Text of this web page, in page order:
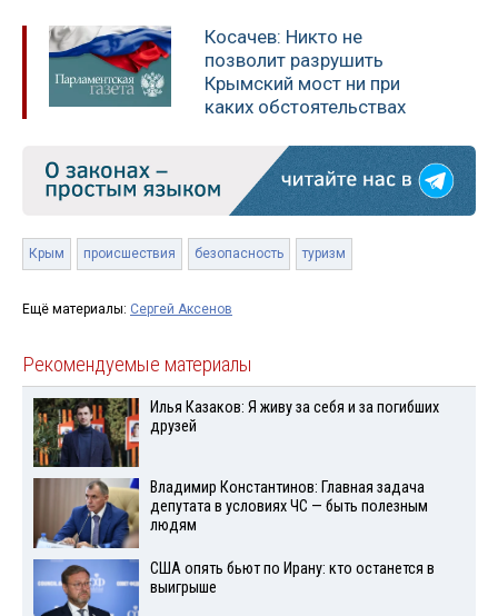
Косачев: Никто не
позволит разрушить
Крымский мост ни при
каких обстоятельствах
Крым происшествия безопасность туризм
Ещё материалы: Сергей Аксенов
Рекомендуемые материалы
Илья Казаков: Я живу за себя и за погибших
друзей
Владимир Константинов: Главная задача
депутата в условиях ЧС — быть полезным
людям
США опять бьют по Ирану: кто останется в
выигрыше